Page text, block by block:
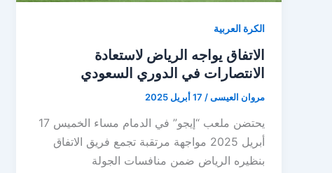
الكرة العربية
الاتفاق يواجه الرياض لاستعادة
الانتصارات في الدوري السعودي
مروان العيسى/ 17 أبريل 2025
يحتضن ملعب “إيجو” في الدمام مساء الخميس 17
أبريل 2025 مواجهة مرتقبة تجمع فريق الاتفاق
بنظيره الرياض ضمن منافسات الجولة